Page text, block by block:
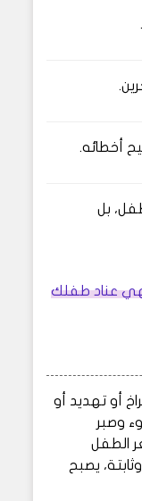
أخطائه.
بل
عناد طفلك
أو تهديد أو
وصبر
الطفل
يصبح